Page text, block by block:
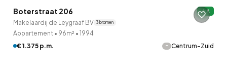
Boterstraat 206 A
Makelaardij de Leygraaf BV 3 bronnen
Appartement • 96m² • 1994
€ 1.375 p.m.
- Centrum-Zuid